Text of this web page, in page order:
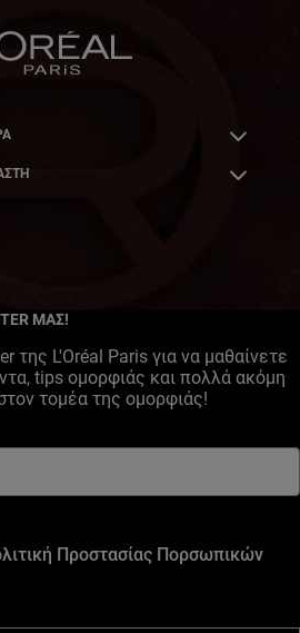
ΜΑΣ!
της L'Oréal Paris για να μαθαίνετε
tips ομορφιάς και πολλά ακόμη
τομέα της ομορφιάς!
Προστασίας Πορσωπικών